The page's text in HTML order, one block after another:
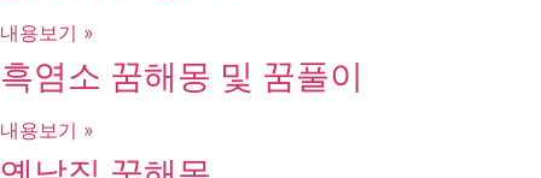
내용보기 »
흑염소 꿈해몽 및 꿈풀이
내용보기 »